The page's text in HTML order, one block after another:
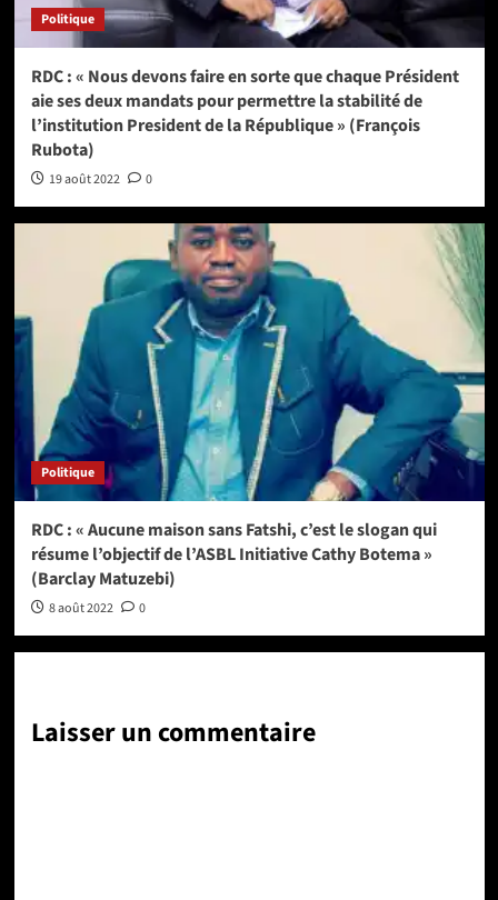
Politique
RDC : « Nous devons faire en sorte que chaque Président
aie ses deux mandats pour permettre la stabilité de
l’institution President de la République » (François
Rubota)
19 août 2022 0
Politique
RDC : « Aucune maison sans Fatshi, c’est le slogan qui
résume l’objectif de l’ASBL Initiative Cathy Botema »
(Barclay Matuzebi)
8 août 2022 0
Laisser un commentaire